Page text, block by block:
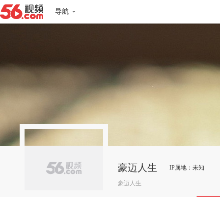
导航
豪迈人生 IP属地：未知
豪迈人生